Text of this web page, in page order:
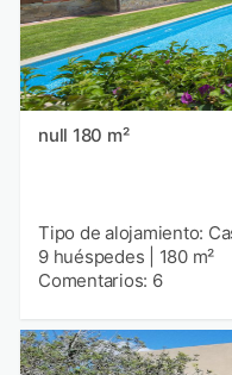
null 180 m²
Tipo de alojamiento:
9 huéspedes
180 m²
Comentarios: 6